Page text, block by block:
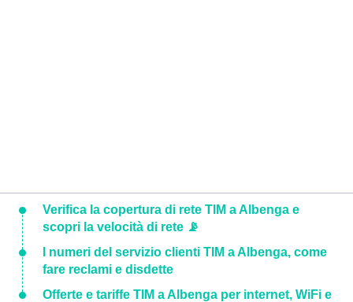
Verifica la copertura di rete TIM a Albenga e
scopri la velocità di rete 📡
I numeri del servizio clienti TIM a Albenga, come
fare reclami e disdette
Offerte e tariffe TIM a Albenga per internet, WiFi e